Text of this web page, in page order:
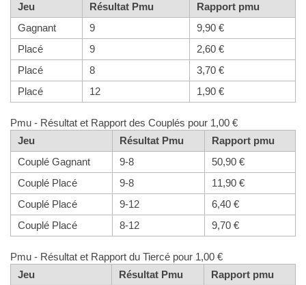
Jeu
Résultat Pmu
Rapport pmu
Gagnant
9
9,90 €
Placé
9
2,60 €
Placé
8
3,70 €
Placé
12 1,90 €
Pmu - Résultat et Rapport des Couplés pour 1,00 €
Jeu
Résultat Pmu
Rapport pmu
Couplé Gagnant
9-8
50,90 €
Couplé Placé
9-8
11,90 €
Couplé Placé
9-12
6,40 €
Couplé Placé
8-12 9,70 €
Pmu - Résultat et Rapport du Tiercé pour 1,00 €
Jeu
Résultat Pmu
Rapport pmu